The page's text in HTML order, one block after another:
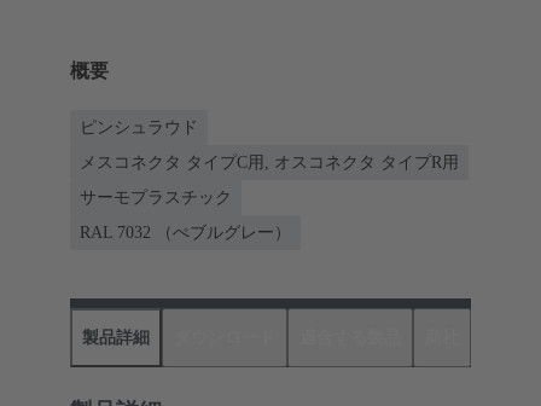
概要
ピンシュラウド
メスコネクタ タイプC用, オスコネクタ タイプR用
サーモプラスチック
RAL 7032 （ぺブルグレー）
製品詳細